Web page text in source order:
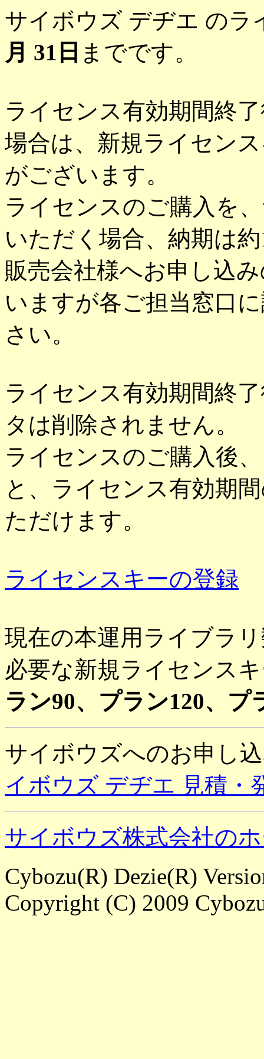
サイボウズ デヂエ の
月 31日 までです。
ライセンス有効期間終
場合は、新規ライセン
がございます。
ライセンスのご購入を
いただく場合、納期は
販売会社様へお申し込
いますが各ご担当窓口
さい。
ライセンス有効期間終
タは削除されません。
ライセンスのご購入後
と、ライセンス有効期
ただけます。
ライセンスキーの登録
現在の本運用ライブラ
必要な新規ライセンス
ラン90、プラン120、
サイボウズへのお申し
イボウズ デヂエ 見積・
サイボウズ株式会社の
Cybozu(R) Dezie(R)
Copyright (C) 2009